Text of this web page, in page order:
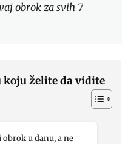
obrok za svih 7
koju želite da vidite
u danu, a ne